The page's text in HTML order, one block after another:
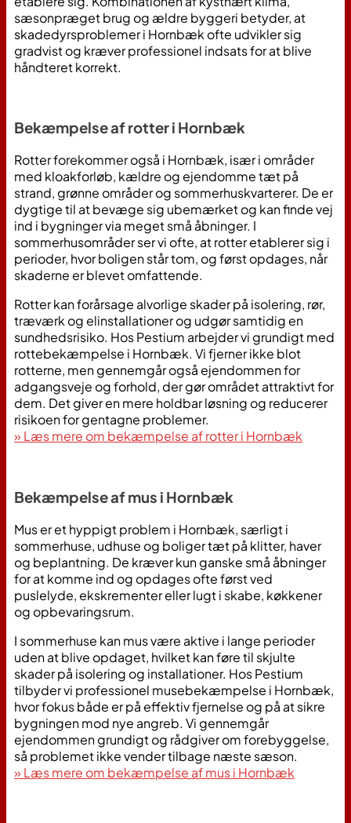
sæsonpræget brug og ældre byggeri betyder, at
skadedyrsproblemer i Hornbæk ofte udvikler sig
gradvist og kræver professionel indsats for at blive
håndteret korrekt.
Bekæmpelse af rotter i Hornbæk
Rotter forekommer også i Hornbæk, især i områder
med kloakforløb, kældre og ejendomme tæt på
strand, grønne områder og sommerhuskvarterer. De er
dygtige til at bevæge sig ubemærket og kan finde vej
ind i bygninger via meget små åbninger. I
sommerhusområder ser vi ofte, at rotter etablerer sig i
perioder, hvor boligen står tom, og først opdages, når
skaderne er blevet omfattende.
Rotter kan forårsage alvorlige skader på isolering, rør,
træværk og elinstallationer og udgør samtidig en
sundhedsrisiko. Hos Pestium arbejder vi grundigt med
rottebekæmpelse i Hornbæk. Vi fjerner ikke blot
rotterne, men gennemgår også ejendommen for
adgangsveje og forhold, der gør området attraktivt for
dem. Det giver en mere holdbar løsning og reducerer
risikoen for gentagne problemer.
» Læs mere om bekæmpelse af rotter i Hornbæk
Bekæmpelse af mus i Hornbæk
Mus er et hyppigt problem i Hornbæk, særligt i
sommerhuse, udhuse og boliger tæt på klitter, haver
og beplantning. De kræver kun ganske små åbninger
for at komme ind og opdages ofte først ved
puslelyde, ekskrementer eller lugt i skabe, køkkener
og opbevaringsrum.
I sommerhuse kan mus være aktive i lange perioder
uden at blive opdaget, hvilket kan føre til skjulte
skader på isolering og installationer. Hos Pestium
tilbyder vi professionel musebekæmpelse i Hornbæk,
hvor fokus både er på effektiv fjernelse og på at sikre
bygningen mod nye angreb. Vi gennemgår
ejendommen grundigt og rådgiver om forebyggelse,
så problemet ikke vender tilbage næste sæson.
» Læs mere om bekæmpelse af mus i Hornbæk